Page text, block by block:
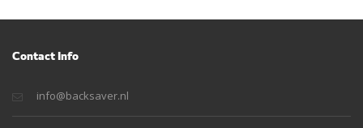
Contact Info
info@backsaver.nl